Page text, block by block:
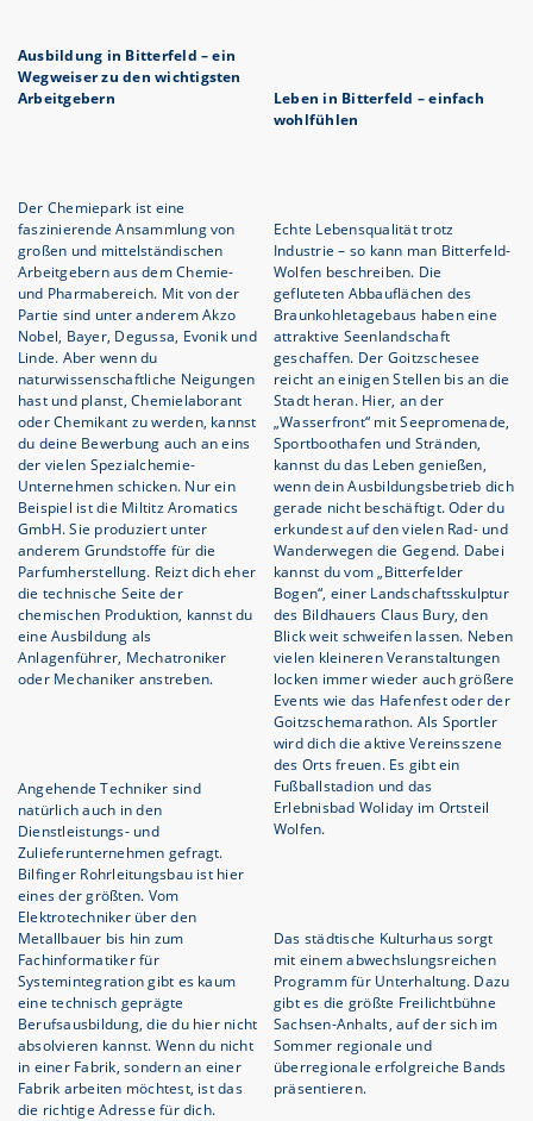
Ausbildung in Bitterfeld – ein
Wegweiser zu den wichtigsten
Arbeitgebern
Der Chemiepark ist eine
faszinierende Ansammlung von
großen und mittelständischen
Arbeitgebern aus dem Chemie-
und Pharmabereich. Mit von der
Partie sind unter anderem Akzo
Nobel, Bayer, Degussa, Evonik und
Linde. Aber wenn du
naturwissenschaftliche Neigungen
hast und planst, Chemielaborant
oder Chemikant zu werden, kannst
du deine Bewerbung auch an eins
der vielen Spezialchemie-
Unternehmen schicken. Nur ein
Beispiel ist die Miltitz Aromatics
GmbH. Sie produziert unter
anderem Grundstoffe für die
Parfumherstellung. Reizt dich eher
die technische Seite der
chemischen Produktion, kannst du
eine Ausbildung als
Anlagenführer, Mechatroniker
oder Mechaniker anstreben.
Angehende Techniker sind
natürlich auch in den
Dienstleistungs- und
Zulieferunternehmen gefragt.
Bilfinger Rohrleitungsbau ist hier
eines der größten. Vom
Elektrotechniker über den
Metallbauer bis hin zum
Fachinformatiker für
Systemintegration gibt es kaum
eine technisch geprägte
Berufsausbildung, die du hier nicht
absolvieren kannst. Wenn du nicht
in einer Fabrik, sondern an einer
Fabrik arbeiten möchtest, ist das
die richtige Adresse für dich.
Leben in Bitterfeld – einfach
wohlfühlen
Echte Lebensqualität trotz
Industrie – so kann man Bitterfeld-
Wolfen beschreiben. Die
gefluteten Abbauflächen des
Braunkohletagebaus haben eine
attraktive Seenlandschaft
geschaffen. Der Goitzschesee
reicht an einigen Stellen bis an die
Stadt heran. Hier, an der
„Wasserfront“ mit Seepromenade,
Sportboothafen und Stränden,
kannst du das Leben genießen,
wenn dein Ausbildungsbetrieb dich
gerade nicht beschäftigt. Oder du
erkundest auf den vielen Rad- und
Wanderwegen die Gegend. Dabei
kannst du vom „Bitterfelder
Bogen“, einer Landschaftsskulptur
des Bildhauers Claus Bury, den
Blick weit schweifen lassen. Neben
vielen kleineren Veranstaltungen
locken immer wieder auch größere
Events wie das Hafenfest oder der
Goitzschemarathon. Als Sportler
wird dich die aktive Vereinsszene
des Orts freuen. Es gibt ein
Fußballstadion und das
Erlebnisbad Woliday im Ortsteil
Wolfen.
Das städtische Kulturhaus sorgt
mit einem abwechslungsreichen
Programm für Unterhaltung. Dazu
gibt es die größte Freilichtbühne
Sachsen-Anhalts, auf der sich im
Sommer regionale und
überregionale erfolgreiche Bands
präsentieren.